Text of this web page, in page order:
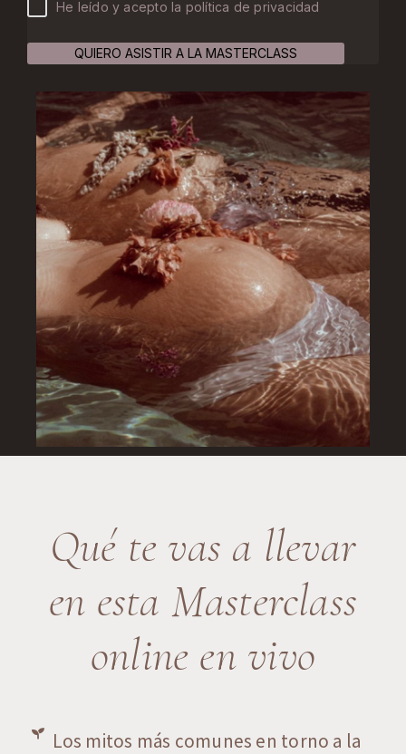
He leído y acepto la política de privacidad
QUIERO ASISTIR A LA MASTERCLASS
Qué te vas a llevar
en esta Masterclass
online en vivo
Los mitos más comunes en torno a la